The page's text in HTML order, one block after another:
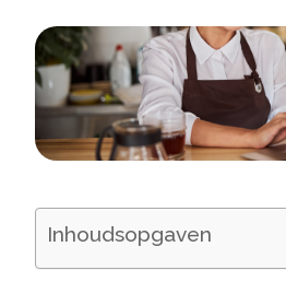
Inhoudsopgaven